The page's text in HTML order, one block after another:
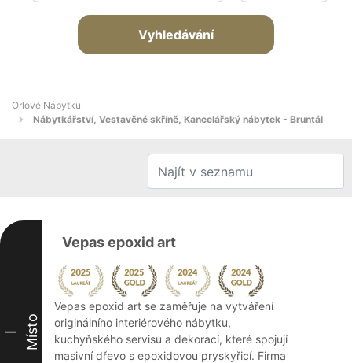
Vyhledávání
Orlové Nábytku
Nábytkářství, Vestavěné skříně, Kancelářský nábytek - Bruntál
I Místo
Vepas epoxid art
Vepas epoxid art se zaměřuje na vytváření
originálního interiérového nábytku,
kuchyňského servisu a dekorací, které spojují
masivní dřevo s epoxidovou pryskyřicí. Firma